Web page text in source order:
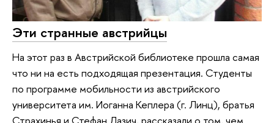
Эти странные австрийцы
На этот раз в Австрийской библиотеке прошла самая
что ни на есть подходящая презентация. Студенты
по программе мобильности из австрийского
университета им. Иоганна Кеплера (г. Линц), братья
Страхинья и Стефан Лазич, рассказали о том, чем